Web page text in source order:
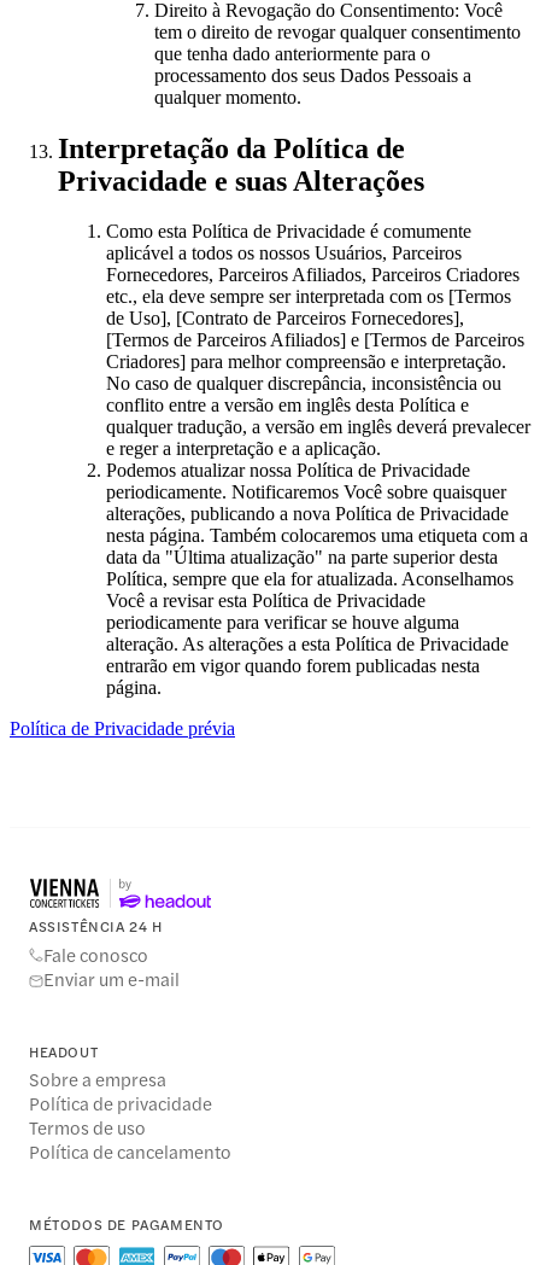
Direito à Revogação do Consentimento: Você
tem o direito de revogar qualquer consentimento
que tenha dado anteriormente para o
processamento dos seus Dados Pessoais a
qualquer momento.
Interpretação da Política de
Privacidade e suas Alterações
Como esta Política de Privacidade é comumente
aplicável a todos os nossos Usuários, Parceiros
Fornecedores, Parceiros Afiliados, Parceiros Criadores
etc., ela deve sempre ser interpretada com os [Termos
de Uso], [Contrato de Parceiros Fornecedores],
[Termos de Parceiros Afiliados] e [Termos de Parceiros
Criadores] para melhor compreensão e interpretação.
No caso de qualquer discrepância, inconsistência ou
conflito entre a versão em inglês desta Política e
qualquer tradução, a versão em inglês deverá prevalecer
e reger a interpretação e a aplicação.
Podemos atualizar nossa Política de Privacidade
periodicamente. Notificaremos Você sobre quaisquer
alterações, publicando a nova Política de Privacidade
nesta página. Também colocaremos uma etiqueta com a
data da "Última atualização" na parte superior desta
Política, sempre que ela for atualizada. Aconselhamos
Você a revisar esta Política de Privacidade
periodicamente para verificar se houve alguma
alteração. As alterações a esta Política de Privacidade
entrarão em vigor quando forem publicadas nesta
página.
Política de Privacidade prévia
ASSISTÊNCIA 24 H
Fale conosco
Enviar um e-mail
HEADOUT
Sobre a empresa
Política de privacidade
Termos de uso
Política de cancelamento
MÉTODOS DE PAGAMENTO